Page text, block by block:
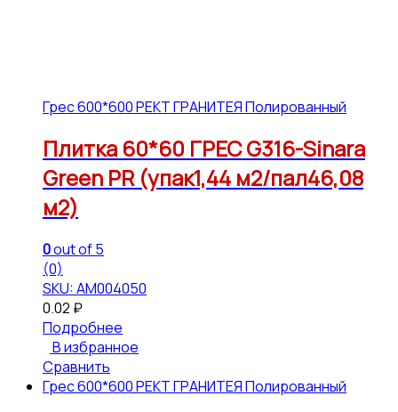
Грес 600*600 РЕКТ ГРАНИТЕЯ Полированный
Плитка 60*60 ГРЕС G316-Sinara
Green PR (упак1,44 м2/пал46,08
м2)
0out of 5
(0)
SKU: АМ004050
0.02 ₽
Подробнее
В избранное
Сравнить
Грес 600*600 РЕКТ ГРАНИТЕЯ Полированный